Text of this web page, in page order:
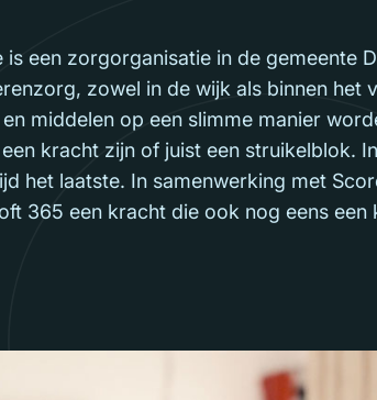
is een zorgorganisatie in de gemeente
zowel in de wijk als binnen het
middelen op een slimme manier
kracht zijn of juist een struikelblok.
het laatste. In samenwerking met
365 een kracht die ook nog eens